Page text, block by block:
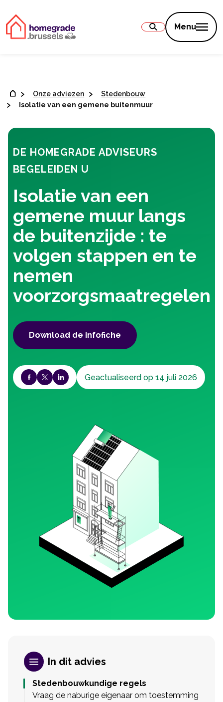
Menu
Onze adviezen
Stedenbouw
Isolatie van een gemene buitenmuur
DE HOMEGRADE ADVISEURS
BEGELEIDEN U
Isolatie van een
gemene muur langs
de buitenzijde : te
volgen stappen en te
nemen
voorzorgsmaatregelen
Download de infofiche
Geactualiseerd op 14 juli 2026
In dit advies
Stedenbouwkundige regels
Vraag de naburige eigenaar om toestemming